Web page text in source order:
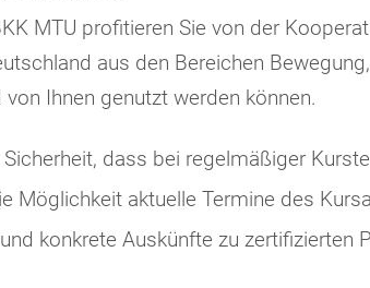
MTU profitieren Sie von der
aus den Bereichen
Ihnen genutzt werden können.
dass bei regelmäßiger
Möglichkeit aktuelle Termine des
konkrete Auskünfte zu